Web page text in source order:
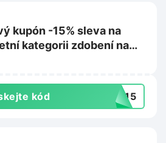
kupón -15% sleva na
kategorii zdobení na
kód NI15